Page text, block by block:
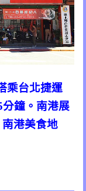
乘台北捷運
分鐘。南港展
港美食地